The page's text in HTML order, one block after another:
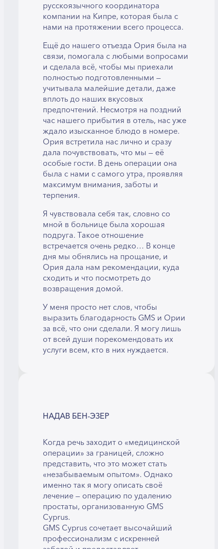
русскоязычного координатора
компании на Кипре, которая была с
нами на протяжении всего процесса.
Ещё до нашего отъезда Ория была на
связи, помогала с любыми вопросами
и сделала всё, чтобы мы приехали
полностью подготовленными —
учитывала малейшие детали, даже
вплоть до наших вкусовых
предпочтений. Несмотря на поздний
час нашего прибытия в отель, нас уже
ждало изысканное блюдо в номере.
Ория встретила нас лично и сразу
дала почувствовать, что мы — её
особые гости. В день операции она
была с нами с самого утра, проявляя
максимум внимания, заботы и
терпения.
Я чувствовала себя так, словно со
мной в больнице была хорошая
подруга. Такое отношение
встречается очень редко… В конце
дня мы обнялись на прощание, и
Ория дала нам рекомендации, куда
сходить и что посмотреть до
возвращения домой.
У меня просто нет слов, чтобы
выразить благодарность GMS и Ории
за всё, что они сделали. Я могу лишь
от всей души порекомендовать их
услуги всем, кто в них нуждается.
НАДАВ БЕН-ЭЗЕР
Когда речь заходит о «медицинской
операции» за границей, сложно
представить, что это может стать
«незабываемым опытом». Однако
именно так я могу описать своё
лечение — операцию по удалению
простаты, организованную GMS
Cyprus.
GMS Cyprus сочетает высочайший
профессионализм с искренней